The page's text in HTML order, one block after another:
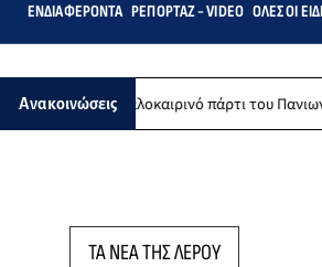
ΕΝΔΙΑΦΈΡΟΝΤΑ ΡΕΠΟΡΤΆΖ - VIDEO ΌΛΕΣ ΟΙ
Ανακοινώσεις
το καλοκαιρινό πάρτι του Πανιωνίου
ΤΑ ΝΕΑ ΤΗΣ ΛΕΡΟΥ